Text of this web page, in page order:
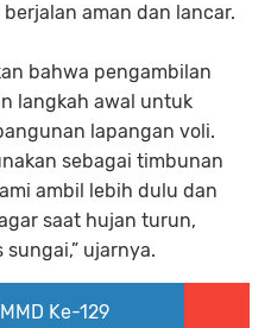
aman dan lancar.
bahwa pengambilan
langkah awal untuk
lapangan voli.
sebagai timbunan
ambil lebih dulu dan
saat hujan turun,
ujarnya.
Ke-129